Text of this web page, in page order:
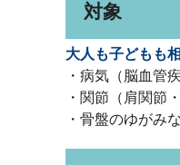
対象
大人も子ども も
・病気（脳血管
・関節（肩関節
・骨盤のゆがみ